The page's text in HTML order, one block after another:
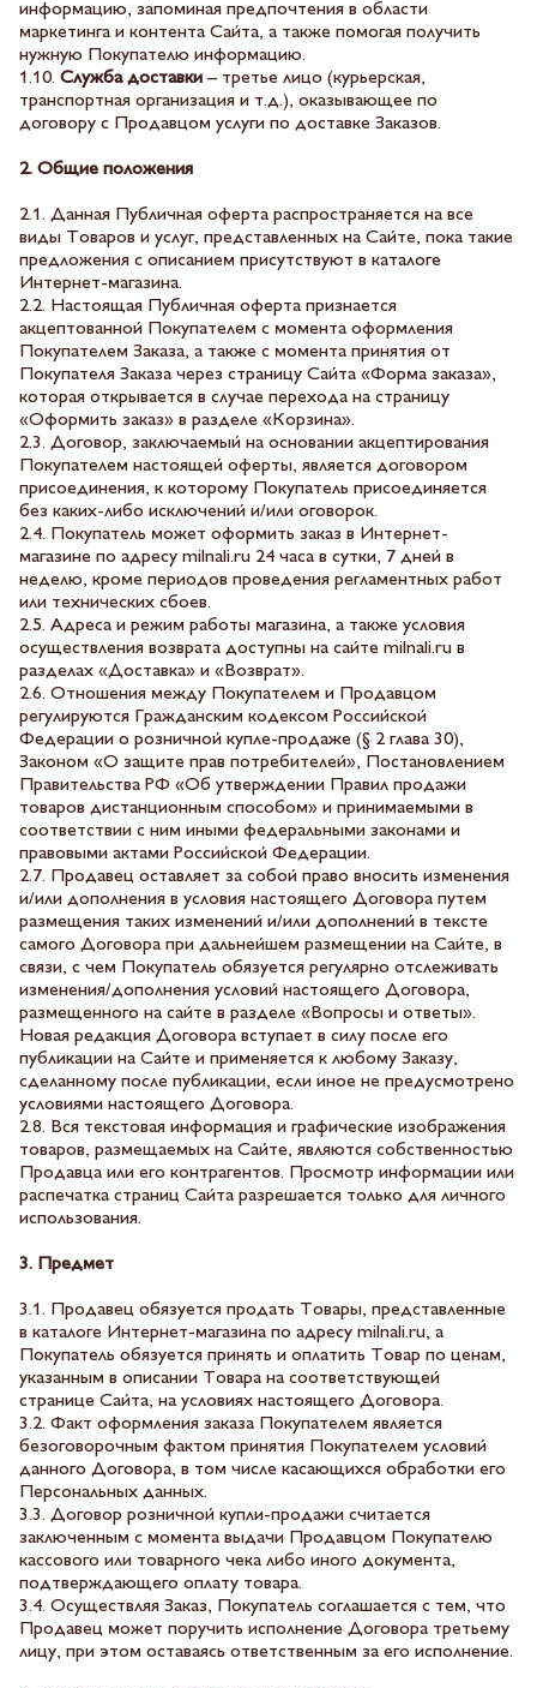
информацию, запоминая предпочтения в области
маркетинга и контента Сайта, а также помогая получить
нужную Покупателю информацию.
1.10. Служба доставки – третье лицо (курьерская,
транспортная организация и т.д.), оказывающее по
договору с Продавцом услуги по доставке Заказов.
2. Общие положения
2.1. Данная Публичная оферта распространяется на все
виды Товаров и услуг, представленных на Сайте, пока такие
предложения с описанием присутствуют в каталоге
Интернет-магазина.
2.2. Настоящая Публичная оферта признается
акцептованной Покупателем с момента оформления
Покупателем Заказа, а также с момента принятия от
Покупателя Заказа через страницу Сайта «Форма заказа»,
которая открывается в случае перехода на страницу
«Оформить заказ» в разделе «Корзина».
2.3. Договор, заключаемый на основании акцептирования
Покупателем настоящей оферты, является договором
присоединения, к которому Покупатель присоединяется
без каких-либо исключений и/или оговорок.
2.4. Покупатель может оформить заказ в Интернет-
магазине по адресу milnali.ru 24 часа в сутки, 7 дней в
неделю, кроме периодов проведения регламентных работ
или технических сбоев.
2.5. Адреса и режим работы магазина, а также условия
осуществления возврата доступны на сайте milnali.ru в
разделах «Доставка» и «Возврат».
2.6. Отношения между Покупателем и Продавцом
регулируются Гражданским кодексом Российской
Федерации о розничной купле-продаже (§ 2 глава 30),
Законом «О защите прав потребителей», Постановлением
Правительства РФ «Об утверждении Правил продажи
товаров дистанционным способом» и принимаемыми в
соответствии с ним иными федеральными законами и
правовыми актами Российской Федерации.
2.7. Продавец оставляет за собой право вносить изменения
и/или дополнения в условия настоящего Договора путем
размещения таких изменений и/или дополнений в тексте
самого Договора при дальнейшем размещении на Сайте, в
связи, с чем Покупатель обязуется регулярно отслеживать
изменения/дополнения условий настоящего Договора,
размещенного на сайте в разделе «Вопросы и ответы».
Новая редакция Договора вступает в силу после его
публикации на Сайте и применяется к любому Заказу,
сделанному после публикации, если иное не предусмотрено
условиями настоящего Договора.
2.8. Вся текстовая информация и графические изображения
товаров, размещаемых на Сайте, являются собственностью
Продавца или его контрагентов. Просмотр информации или
распечатка страниц Сайта разрешается только для личного
использования.
3. Предмет
3.1. Продавец обязуется продать Товары, представленные
в каталоге Интернет-магазина по адресу milnali.ru, а
Покупатель обязуется принять и оплатить Товар по ценам,
указанным в описании Товара на соответствующей
странице Сайта, на условиях настоящего Договора.
3.2. Факт оформления заказа Покупателем является
безоговорочным фактом принятия Покупателем условий
данного Договора, в том числе касающихся обработки его
Персональных данных.
3.3. Договор розничной купли-продажи считается
заключенным с момента выдачи Продавцом Покупателю
кассового или товарного чека либо иного документа,
подтверждающего оплату товара.
3.4. Осуществляя Заказ, Покупатель соглашается с тем, что
Продавец может поручить исполнение Договора третьему
лицу, при этом оставаясь ответственным за его исполнение.